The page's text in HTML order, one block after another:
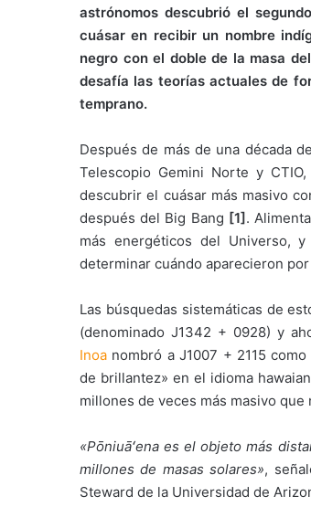
astrónomos descubrió el
cuásar en recibir un nombre
negro con el doble de la masa
desafía las teorías actuales de
temprano.
Después de más de una década
Telescopio Gemini Norte y
descubrir el cuásar más masivo
después del Big Bang [1] .
más energéticos del Universo,
determinar cuándo aparecieron
Las búsquedas sistemáticas de
(denominado J1342 + 0928) y
Inoa nombró a J1007 + 2115
de brillantez» en el idioma
millones de veces más masivo que
«Pōniuāʻena es el objeto más
millones de masas solares»,
Steward de la Universidad de